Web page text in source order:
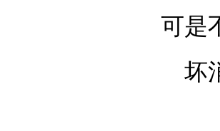
可是
坏